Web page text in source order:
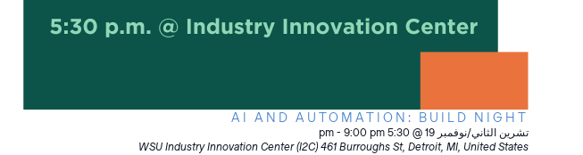
AI AND AUTOMATION: BUILD NIGHT
تشرين الثاني/نوفمبر 19 @ 5:30 pm - 9:00 pm
WSU Industry Innovation Center (I2C)461 Burroughs St, Detroit, MI, United States